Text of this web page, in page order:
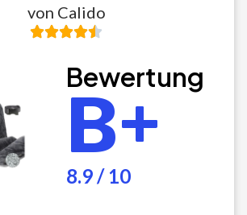
von Calido
Bewertung
B+
8.9 / 10